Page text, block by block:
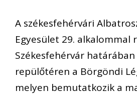
A székesfehérvári
Egyesület 29. alkalommal
Székesfehérvár
repülőtéren a Börgöndi
melyen bemutatkozik a